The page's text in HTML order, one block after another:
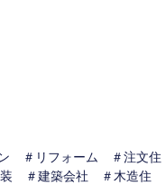
＃リフォーム ＃注文住
＃建築会社 ＃木造住